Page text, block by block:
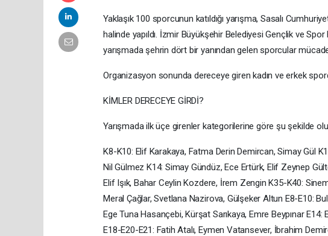
Yaklaşık 100 sporcunun katıldığı yarışma, Sasalı
halinde yapıldı. İzmir Büyükşehir Belediyesi Gençlik ve
yarışmada şehrin dört bir yanından gelen sporcular
Organizasyon sonunda dereceye giren kadın ve erkek
KİMLER DERECEYE GİRDİ?
Yarışmada ilk üçe girenler kategorilerine göre şu şekilde
K8-K10: Elif Karakaya, Fatma Derin Demircan, Simay Gül
Nil Gülmez K14: Simay Gündüz, Ece Ertürk, Elif Zeynep
Elif Işık, Bahar Ceylin Kozdere, İrem Zengin K35-K40:
Meral Çağlar, Svetlana Nazirova, Gülşeker Altun E8-E10:
Ege Tuna Hasançebi, Kürşat Sarıkaya, Emre Beypınar
E18-E20-E21: Fatih Atalı, Eymen Vatansever, İbrahim